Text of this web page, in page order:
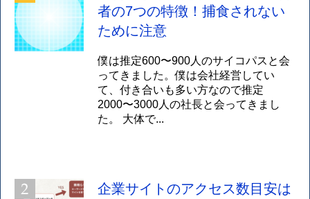
者の7つの特徴！捕食されない
ために注意
僕は推定600〜900人のサイコパスと会
ってきました。僕は会社経営してい
て、付き合いも多い方なので推定
2000〜3000人の社長と会ってきまし
た。 大体で...
企業サイトのアクセス数目安は